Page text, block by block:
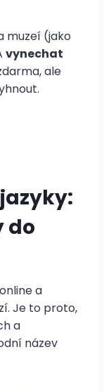
muzeí (jako
vynechat
ale
do
a
Je to proto,
a
název